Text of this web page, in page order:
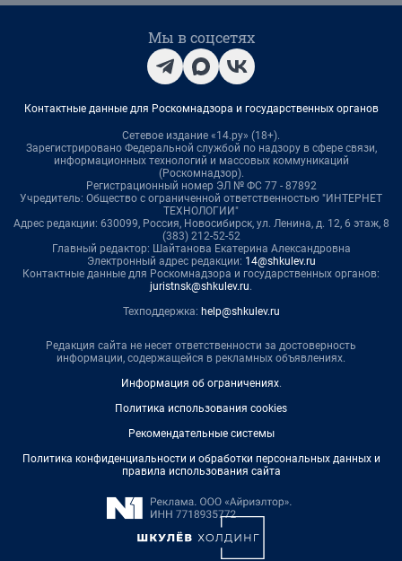
Мы в соцсетях
Контактные данные для Роскомнадзора и государственных органов
Сетевое издание «14.ру» (18+).
Зарегистрировано Федеральной службой по надзору в сфере связи,
информационных технологий и массовых коммуникаций
(Роскомнадзор).
Регистрационный номер ЭЛ № ФС 77 - 87892
Учредитель: Общество с ограниченной ответственностью "ИНТЕРНЕТ
ТЕХНОЛОГИИ"
Адрес редакции: 630099, Россия, Новосибирск, ул. Ленина, д. 12, 6 этаж, 8
(383) 212-52-52
Главный редактор: Шайтанова Екатерина Александровна
Электронный адрес редакции: 14@shkulev.ru
Контактные данные для Роскомнадзора и государственных органов:
juristnsk@shkulev.ru.
Техподдержка: help@shkulev.ru
Редакция сайта не несет ответственности за достоверность
информации, содержащейся в рекламных объявлениях.
Информация об ограничениях.
Политика использования cookies
Рекомендательные системы
Политика конфиденциальности и обработки персональных данных и
правила использования сайта